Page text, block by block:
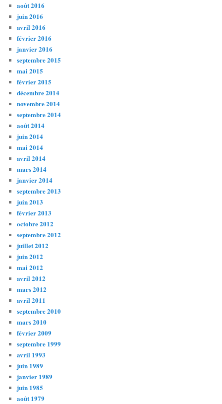
août 2016
juin 2016
avril 2016
février 2016
janvier 2016
septembre 2015
mai 2015
février 2015
décembre 2014
novembre 2014
septembre 2014
août 2014
juin 2014
mai 2014
avril 2014
mars 2014
janvier 2014
septembre 2013
juin 2013
février 2013
octobre 2012
septembre 2012
juillet 2012
juin 2012
mai 2012
avril 2012
mars 2012
avril 2011
septembre 2010
mars 2010
février 2009
septembre 1999
avril 1993
juin 1989
janvier 1989
juin 1985
août 1979